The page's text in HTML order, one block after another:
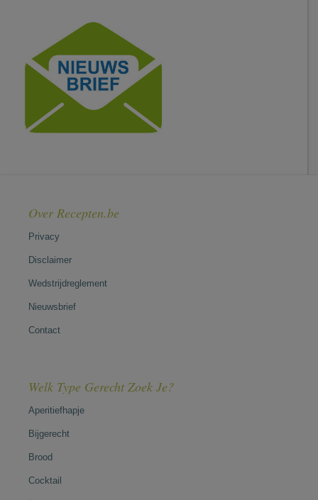
Over Recepten.be
Privacy
Disclaimer
Wedstrijdreglement
Nieuwsbrief
Contact
Welk Type Gerecht Zoek Je?
Aperitiefhapje
Bijgerecht
Brood
Cocktail